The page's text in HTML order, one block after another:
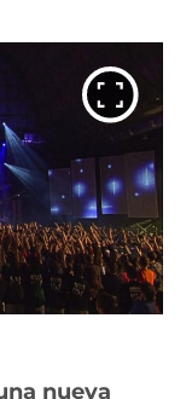
nueva